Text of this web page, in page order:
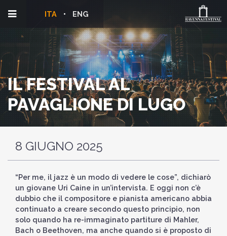
ENG
ITA
IL FESTIVAL AL
PAVAGLIONE DI LUGO
8 GIUGNO 2025
“Per me, il jazz è un modo di vedere le cose”, dichiarò
un giovane Uri Caine in un’intervista. E oggi non c’è
dubbio che il compositore e pianista americano abbia
continuato a creare secondo questo principio, non
solo quando ha re-immaginato partiture di Mahler,
Bach o Beethoven, ma anche quando si è proposto di